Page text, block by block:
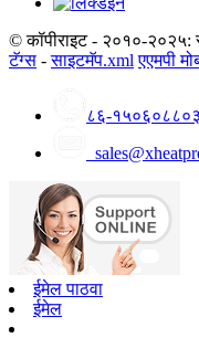
© कॉपीराइट - २०१०-२०२५:
टॅग्स -साइटमॅप.xml एएमपी
८६-
ईमेल पाठवा
ईमेल